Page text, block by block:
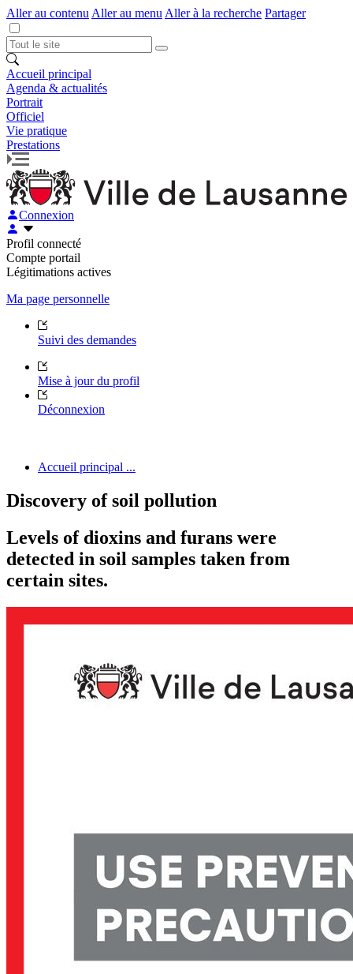
Aller au contenu Aller au menu Aller à la recherche Partager
Accueil principal
Agenda & actualités
Portrait
Officiel
Vie pratique
Prestations
Connexion
Profil connecté
Compte portail
Légitimations actives
Ma page personnelle
Suivi des demandes
Mise à jour du profil
Déconnexion
Accueil principal ...
Discovery of soil pollution
Levels of dioxins and furans were
detected in soil samples taken from
certain sites.